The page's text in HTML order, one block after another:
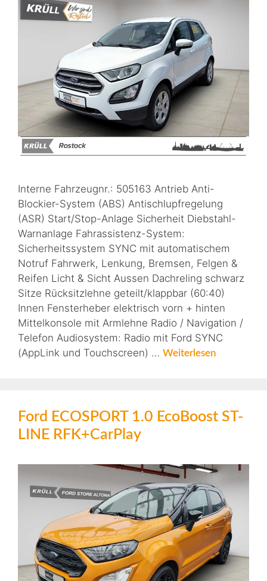
Interne Fahrzeugnr.: 505163 Antrieb Anti-
Blockier-System (ABS) Antischlupfregelung
(ASR) Start/Stop-Anlage Sicherheit Diebstahl-
Warnanlage Fahrassistenz-System:
Sicherheitssystem SYNC mit automatischem
Notruf Fahrwerk, Lenkung, Bremsen, Felgen &
Reifen Licht & Sicht Aussen Dachreling schwarz
Sitze Rücksitzlehne geteilt/klappbar (60:40)
Innen Fensterheber elektrisch vorn + hinten
Mittelkonsole mit Armlehne Radio / Navigation /
Telefon Audiosystem: Radio mit Ford SYNC
(AppLink und Touchscreen) … Weiterlesen
Ford ECOSPORT 1.0 EcoBoost ST-
LINE RFK+CarPlay